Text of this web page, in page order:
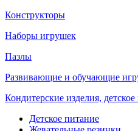
Конструкторы
Наборы игрушек
Пазлы
Развивающие и обучающие
Кондитерские изделия,
Детское питание